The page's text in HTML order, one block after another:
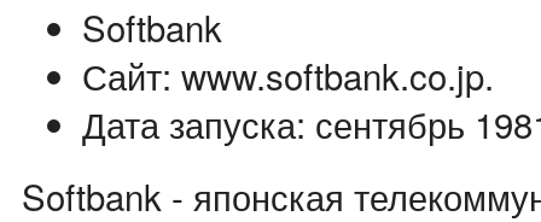
Softbank
Сайт: www.softbank.co.jp.
Дата запуска: сентябрь
Softbank - японская